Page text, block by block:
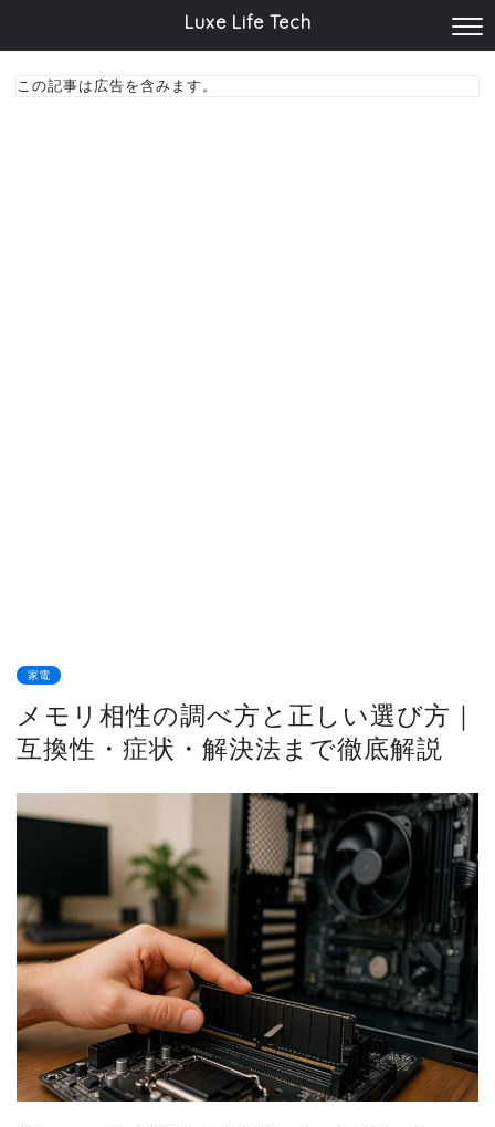
Luxe Life Tech
この記事は広告を含みます。
家電
メモリ相性の調べ方と正しい選び方｜
互換性・症状・解決法まで徹底解説